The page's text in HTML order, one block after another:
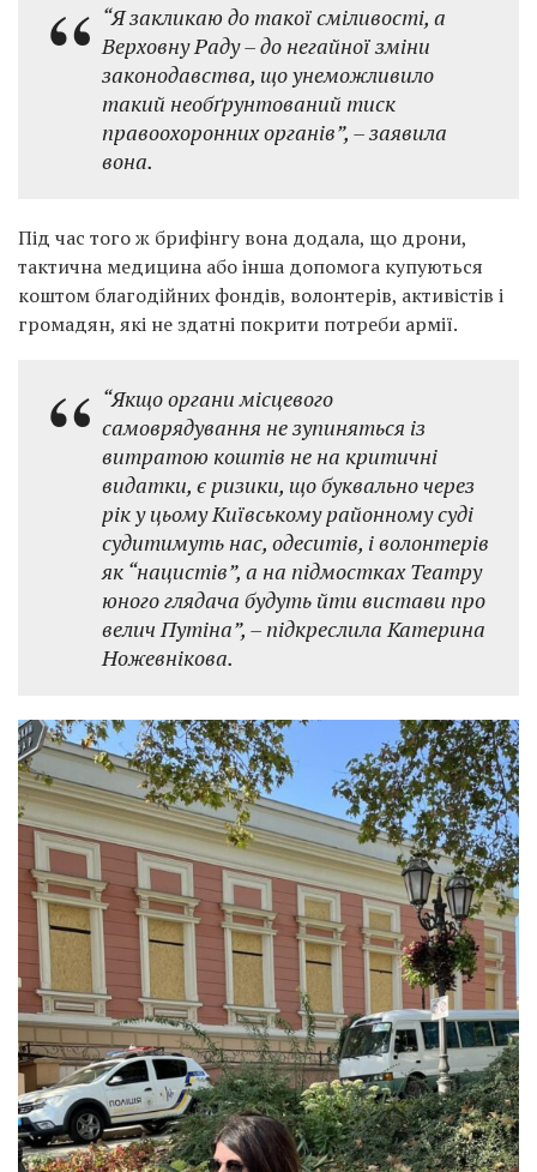
“Я закликаю до такої сміливості, а
Верховну Раду – до негайної зміни
законодавства, що унеможливило
такий необґрунтований тиск
правоохоронних органів”, – заявила
вона.
Під час того ж брифінгу вона додала, що дрони,
тактична медицина або інша допомога купуються
коштом благодійних фондів, волонтерів, активістів і
громадян, які не здатні покрити потреби армії.
“Якщо органи місцевого
самоврядування не зупиняться із
витратою коштів не на критичні
видатки, є ризики, що буквально через
рік у цьому Київському районному суді
судитимуть нас, одеситів, і волонтерів
як “нацистів”, а на підмостках Театру
юного глядача будуть йти вистави про
велич Путіна”, – підкреслила Катерина
Ножевнікова.